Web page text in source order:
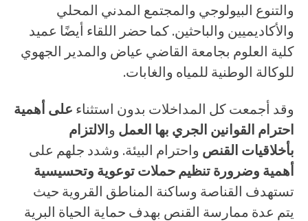
والتنوع البيولوجي والمجتمع المدني المحلي
والأكاديميين والباحثين. كما حضر اللقاء أيضًا عميد
كلية العلوم بجامعة القاضي عياض والمدير الجهوي
للوكالة الوطنية للمياه والغابات.
وقد أجمعت كل المداخلات بدون استثناء على أهمية
احترام القوانين الجري بها العمل والالتزام
بأخلاقيات القنص واحترام البيئة. وشدد جلهم على
أهمية وضرورة تنظيم حملات توعوية وتحسيسية
تستهدف القناصة وساكنة المناطق القروية حيث
يتم عدة ممارسة القنص بهدف حماية الحياة البرية